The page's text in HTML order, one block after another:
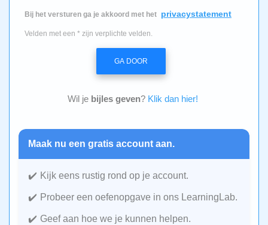
Bij het versturen ga je akkoord met het privacystatement
Velden met een * zijn verplichte velden.
GA DOOR
Wil je bijles geven? Klik dan hier!
Maak nu een gratis account aan.
Kijk eens rustig rond op je account.
Probeer een oefenopgave in ons LearningLab.
Geef aan hoe we je kunnen helpen.